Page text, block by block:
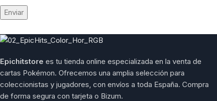
Epichitstore es tu tienda online especializada en la venta de
cartas Pokémon. Ofrecemos una amplia selección para
coleccionistas y jugadores, con envíos a toda España. Compra
de forma segura con tarjeta o Bizum.